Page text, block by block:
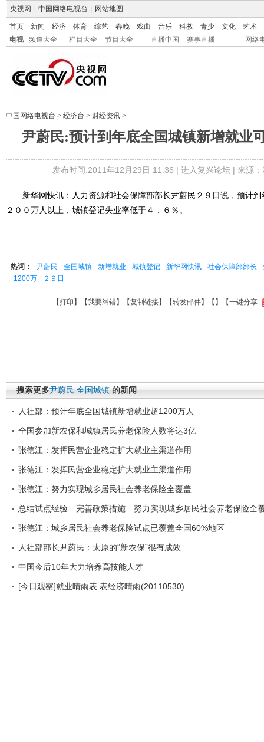
央视网 中国网络电视台 网站地图
首页 新闻 经济 体育 综艺 春晚 戏曲 音乐 科教 青少 文化
艺术
电视
频道大全 栏目大全 节目大全 直播中国 赛事直播 网络
中国网络电视台 > 经济台 > 财经资讯 >
尹蔚民:预计到年底全国城镇新增就业
发布时间:2011年12月29日 11:36 | 进入复兴论坛| 来源
新华网快讯：人力资源和社会保障部部长尹蔚民２９日说，预计到
２００万人以上，城镇登记失业率低于４．６％。
热词： 尹蔚民 全国城镇 新增就业 城镇登记 新华网快讯 社会保障部部长
1200万
２９日
【打印 】【我要纠错】【复制链接】【转发邮件】【 】 【一键分享
搜索更多尹蔚民 全国城镇 的新闻
人社部：预计年底全国城镇新增就业超1200万人
全国参加新农保和城镇居民养老保险人数将达3亿
张德江：发挥民营企业稳定扩大就业主渠道作用
张德江：发挥民营企业稳定扩大就业主渠道作用
张德江：努力实现城乡居民社会养老保险全覆盖
总结试点经验 完善政策措施 努力实现城乡居民社会养老保险全
张德江：城乡居民社会养老保险试点已覆盖全国60%地区
人社部部长尹蔚民：太原的“新农保”很有成效
中国今后10年大力培养高技能人才
[今日观察]就业晴雨表 表经济晴雨(20110530)